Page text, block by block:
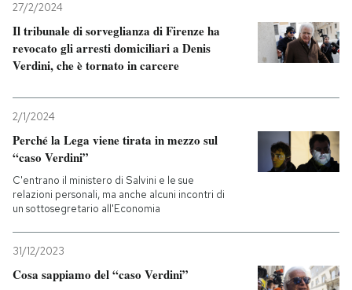
Cultura
Economia
Sport
Altrecose
Mondiali calcio 2026
NEWSLETTER
I MIEI PREFERITI
SHOP
27/2/2024
Il tribunale di sorveglianza di Firenze ha
revocato gli arresti domiciliari a Denis
Verdini, che è tornato in carcere
2/1/2024
Perché la Lega viene tirata in mezzo sul
“caso Verdini”
C'entrano il ministero di Salvini e le sue
relazioni personali, ma anche alcuni incontri di
un sottosegretario all'Economia
31/12/2023
Cosa sappiamo del “caso Verdini”